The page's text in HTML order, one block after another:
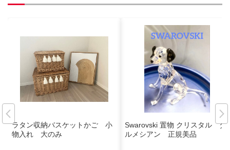
ラタン収納バスケットかご 小
物入れ 大のみ
Swarovski 置物 クリスタル ダ
ルメシアン 正規美品